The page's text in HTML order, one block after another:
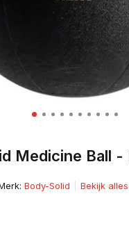
Medicine Ball -
Body-Solid Bekijk